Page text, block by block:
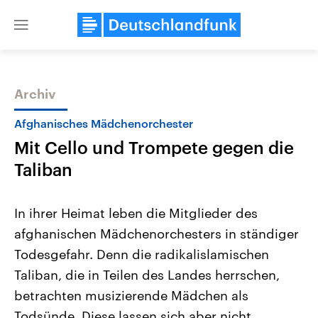
Close
Themen
Landtagswahl Sachsen-Anhalt
2026
Alle Informationen
Sachsen-Anhalt wählt am 6.
September 2026 einen neuen
Landtag. Seit 2021 wird das
Bundesland von einer Koalition aus
USA
Aktuelle Beiträge,
Hintergründe
Wirtschaftlich und
gehören die Vereinigten
den mächtigsten Ländern
mit großem Einfluss auf
Archiv
Afghanisches Mädchenorchester
Mit Cello und Trompete gegen die
Taliban
In ihrer Heimat leben die Mitglieder des
afghanischen Mädchenorchesters in ständiger
Todesgefahr. Denn die radikalislamischen
Taliban, die in Teilen des Landes herrschen,
betrachten musizierende Mädchen als